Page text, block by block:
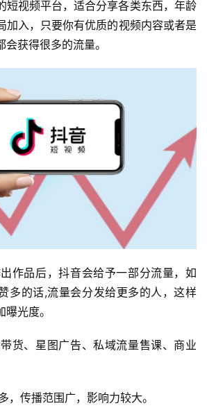
注册
短视频平台，适合分享各类东西，年龄
加入，只要你有优质的视频内容或者是
获得很多的流量。
作品后，抖音会给予一部分流量，如
多的话,流量会分发给更多的人，这样
光度。
货、星图广告、私域流量售课、商业
，传播范围广，影响力较大。